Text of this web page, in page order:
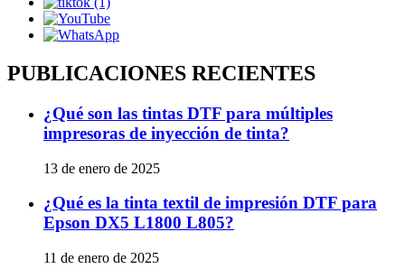
PUBLICACIONES RECIENTES
¿Qué son las tintas DTF para múltiples
impresoras de inyección de tinta?
13 de enero de 2025
¿Qué es la tinta textil de impresión DTF para
Epson DX5 L1800 L805?
11 de enero de 2025